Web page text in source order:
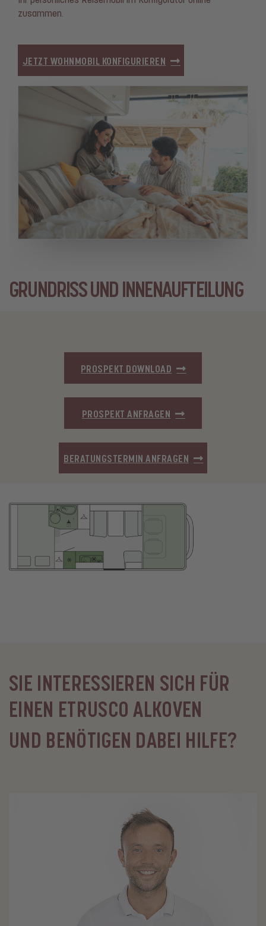
zusammen.
JETZT WOHNMOBIL KONFIGURIEREN
GRUNDRISS UND INNENAUFTEILUNG
PROSPEKT DOWNLOAD
PROSPEKT ANFRAGEN
BERATUNGSTERMIN ANFRAGEN
SIE INTERESSIEREN SICH FÜR
EINEN ETRUSCO ALKOVEN
UND BENÖTIGEN DABEI HILFE?